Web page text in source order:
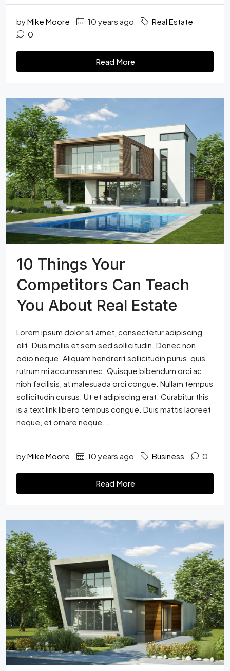
byMike Moore 10 years ago
Real Estate
0
Read More
10 Things Your
Competitors Can Teach
You About Real Estate
Lorem ipsum dolor sit amet, consectetur adipiscing
elit. Duis mollis et sem sed sollicitudin. Donec non
odio neque. Aliquam hendrerit sollicitudin purus, quis
rutrum mi accumsan nec. Quisque bibendum orci ac
nibh facilisis, at malesuada orci congue. Nullam tempus
sollicitudin cursus. Ut et adipiscing erat. Curabitur this
is a text link libero tempus congue. Duis mattis laoreet
neque, et ornare neque...
byMike Moore 10 years ago Business 0
Read More